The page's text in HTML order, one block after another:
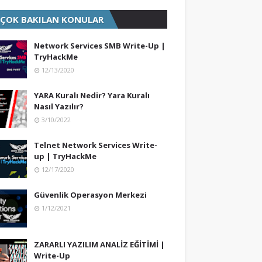
BAKILAN KONULAR
Network Services SMB Write-Up |
TryHackMe
12/13/2020
YARA Kuralı Nedir? Yara Kuralı
Nasıl Yazılır?
3/10/2022
Telnet Network Services Write-
up | TryHackMe
12/17/2020
Güvenlik Operasyon Merkezi
1/12/2021
ZARARLI YAZILIM ANALİZ EĞİTİMİ |
Write-Up